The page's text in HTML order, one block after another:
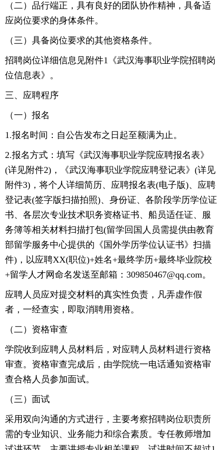
（二）品行端正，具有良好的团队协作精神，具备适
应岗位要求的身体条件。
（三）具备岗位要求的其他资格条件。
招聘岗位详细信息见附件1《武汉海事职业学院招聘岗
位信息表》。
三、应聘程序
（一）报名
1.报名时间：自公告发布之日起至额满为止。
2.报名方式：填写《武汉海事职业学院应聘报名表》
(详见附件2)，《武汉海事职业学院应聘登记表》(详见
附件3)，将个人详细简历、应聘报名表(电子版)、应聘
登记表(签字版扫描拍照)、身份证、各阶段学历学位证
书、各层次专业技术职务资格证书、船员适任证、服
务簿等相关材料扫描打包(留学回国人员需提供由教育
部留学服务中心提供的《国外学历学位认证书》扫描
件)，以应聘XX(职位)+姓名+最终学历+最终毕业院校
+留学人才网命名发送至邮箱：309850467@qq.com。
应聘人员应对提交材料的真实性负责，凡弄虚作假
者，一经查实，即取消聘用资格。
（二）资格审查
学院收到应聘人员材料后，对应聘人员材料进行资格
审查。资格审查完成后，由学院统一电话通知资格审
查合格人员参加面试。
（三）面试
采用双向沟通的方式进行，主要考察招聘岗位职责所
需的专业知识、业务能力和综合素质。专任教师增加